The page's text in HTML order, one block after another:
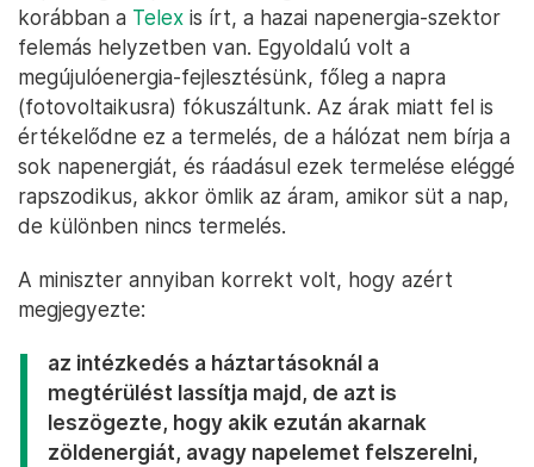
korábban a Telex is írt, a hazai napenergia-szektor
felemás helyzetben van. Egyoldalú volt a
megújulóenergia-fejlesztésünk, főleg a napra
(fotovoltaikusra) fókuszáltunk. Az árak miatt fel is
értékelődne ez a termelés, de a hálózat nem bírja a
sok napenergiát, és ráadásul ezek termelése eléggé
rapszodikus, akkor ömlik az áram, amikor süt a nap,
de különben nincs termelés.
A miniszter annyiban korrekt volt, hogy azért
megjegyezte:
az intézkedés a háztartásoknál a
megtérülést lassítja majd, de azt is
leszögezte, hogy akik ezután akarnak
zöldenergiát, avagy napelemet felszerelni,